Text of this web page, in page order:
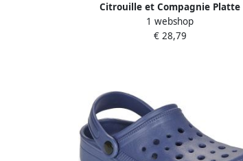
Citrouille et Compagnie Platte
sandalen GAUFRETTE
1 webshop
€ 28,79